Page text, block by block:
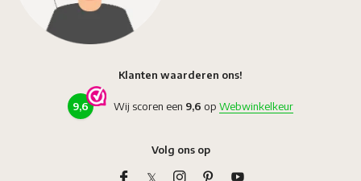
Klanten waarderen ons!
9,6 Wij scoren een 9,6 op Webwinkelkeur
Volg ons op